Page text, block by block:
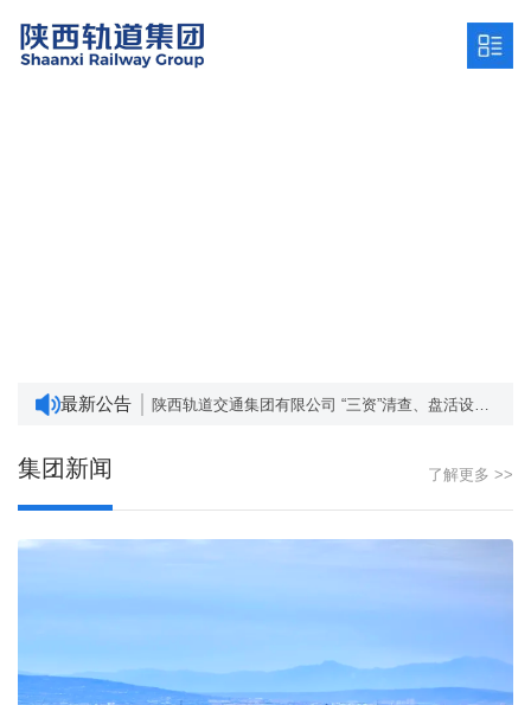
最新公告
陕西轨道交通集团有限公司 “三资”清查、盘活设计及资产管理系统建设项目询价公告
深入贯彻中央八项规定精神学习教育 网络意见箱
集团新闻 了解更多 >>